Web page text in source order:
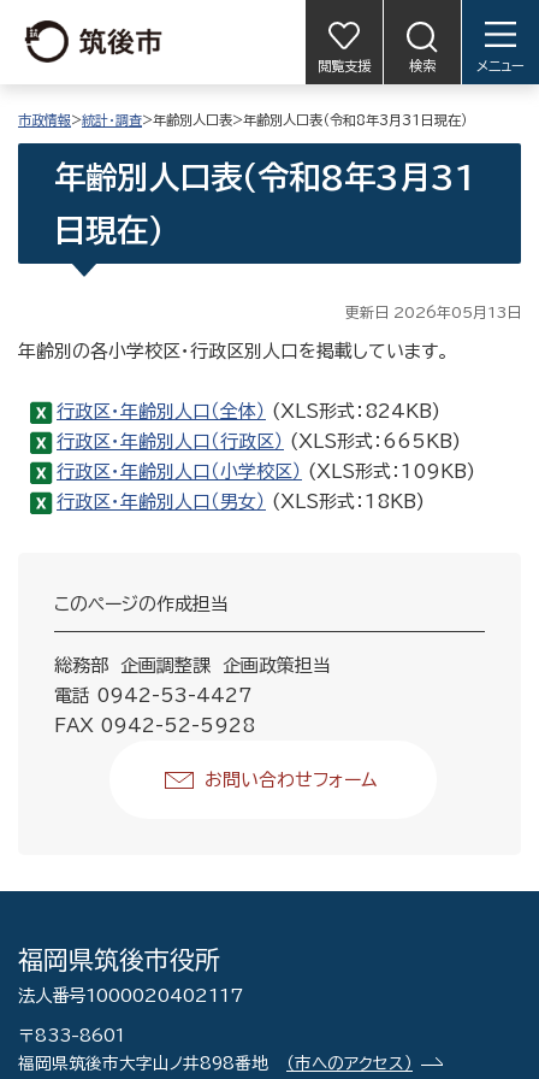
閲覧支援 検索 メニュー
市政情報>統計・調査>年齢別人口表>年齢別人口表（令和8年3月31日現在）
年齢別人口表（令和8年3月31
日現在）
更新日 2026年05月13日
年齢別の各小学校区・行政区別人口を掲載しています。
行政区・年齢別人口（全体） (XLS形式：824KB)
行政区・年齢別人口（行政区） (XLS形式：665KB)
行政区・年齢別人口（小学校区） (XLS形式：109KB)
行政区・年齢別人口（男女） (XLS形式：18KB)
このページの作成担当
総務部 企画調整課 企画政策担当
電話 0942-53-4427
FAX 0942-52-5928
お問い合わせフォーム
福岡県筑後市役所
法人番号1000020402117
〒833-8601
福岡県筑後市大字山ノ井898番地
（市へのアクセス）